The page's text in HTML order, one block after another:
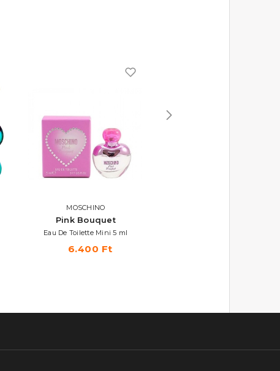
MOSCHINO
Pink Bouquet
Eau De Toilette Mini 5 ml
6.400 Ft